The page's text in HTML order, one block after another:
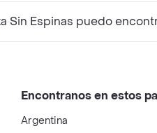
Espinas puedo
Encontranos en estos
Argentina